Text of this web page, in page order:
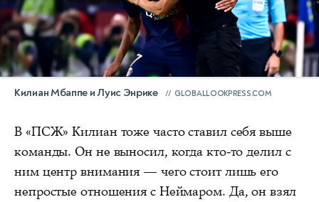
Килиан Мбаппе и Луис Энрике GLOBALLOOKPRESS.COM
В «ПСЖ» Килиан тоже часто ставил себя выше
команды. Он не выносил, когда кто-то делил с
ним центр внимания — чего стоит лишь его
непростые отношения с Неймаром. Да, он взял